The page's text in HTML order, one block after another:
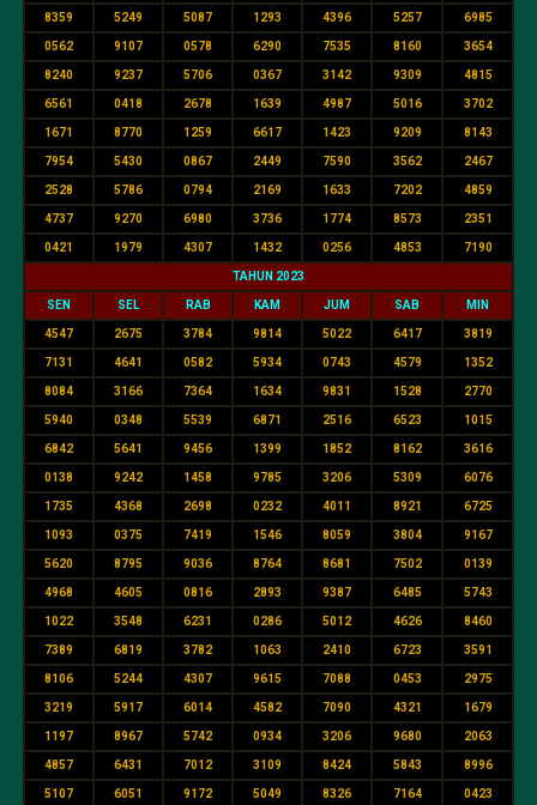
8359 5249 5087 1293 4396 5257 6985
0562 9107 0578 6290 7535 8160 3654
8240 9237 5706 0367 3142 9309 4815
6561 0418 2678 1639 4987 5016 3702
1671 8770 1259 6617 1423 9209 8143
7954 5430 0867 2449 7590 3562 2467
2528 5786 0794 2169 1633 7202 4859
4737 9270 6980 3736 1774 8573 2351
0421 1979 4307 1432 0256 4853 7190
TAHUN 2023
SEN SEL RAB KAM JUM SAB MIN
4547 2675 3784 9814 5022 6417 3819
7131 4641 0582 5934 0743 4579 1352
8084 3166 7364 1634 9831 1528 2770
5940 0348 5539 6871 2516 6523 1015
6842 5641 9456 1399 1852 8162 3616
0138 9242 1458 9785 3206 5309 6076
1735 4368 2698 0232 4011 8921 6725
1093 0375 7419 1546 8059 3804 9167
5620 8795 9036 8764 8681 7502 0139
4968 4605 0816 2893 9387 6485 5743
1022 3548 6231 0286 5012 4626 8460
7389 6819 3782 1063 2410 6723 3591
8106 5244 4307 9615 7088 0453 2975
3219 5917 6014 4582 7090 4321 1679
1197 8967 5742 0934 3206 9680 2063
4857 6431 7012 3109 8424 5843 8996
5107 6051 9172 5049 8326 7164 0423